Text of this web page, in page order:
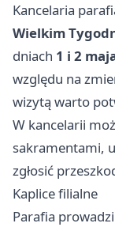
Kancelaria
Wielkim
dniach 1 i 2
względu na
wizytą warto
W kancelarii
sakramentami,
zgłosić
Kaplice filialne
Parafia